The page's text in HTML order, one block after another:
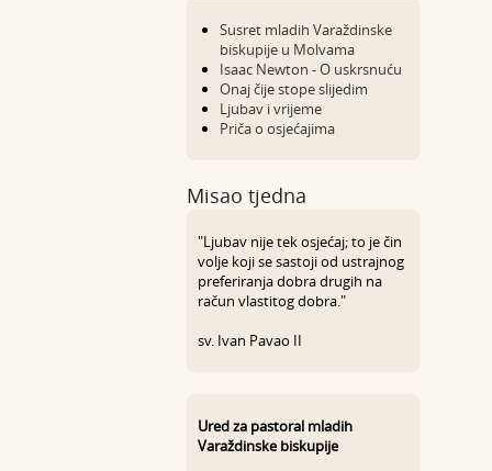
Susret mladih Varaždinske
biskupije u Molvama
Isaac Newton - O uskrsnuću
Onaj čije stope slijedim
Ljubav i vrijeme
Priča o osjećajima
Misao tjedna
"Ljubav nije tek osjećaj; to je čin
volje koji se sastoji od ustrajnog
preferiranja dobra drugih na
račun vlastitog dobra."
sv. Ivan Pavao II
Ured za pastoral mladih
Varaždinske biskupije